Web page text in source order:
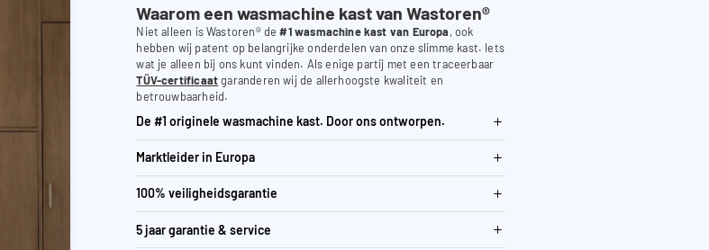
Waarom een wasmachine kast van Wastoren®
Niet alleen is Wastoren® de#1 wasmachine kast van Europa, ook
hebben wij patent op belangrijke onderdelen van onze slimme kast. Iets
wat je alleen bij ons kunt vinden. Als enige partij met een traceerbaar
TÜV-certificaatgaranderen wij de allerhoogste kwaliteit en
betrouwbaarheid.
De #1 originele wasmachine kast. Door ons ontworpen.
Marktleider in Europa
100% veiligheidsgarantie
5 jaar garantie & service